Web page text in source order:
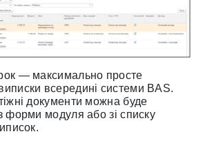
— максимально просте
всередині системи BAS.
документи можна буде
форми модуля або зі списку